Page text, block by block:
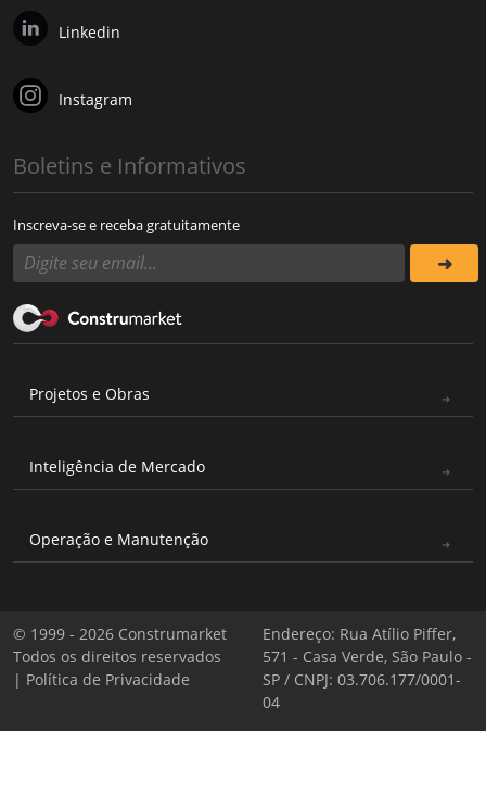
Linkedin
Instagram
Boletins e Informativos
Inscreva-se e receba gratuitamente
Projetos e Obras
Inteligência de Mercado
Operação e Manutenção
© 1999 - 2026 Construmarket
Todos os direitos reservados
| Política de Privacidade
Endereço: Rua Atílio Piffer,
571 - Casa Verde, São Paulo -
SP / CNPJ: 03.706.177/0001-
04